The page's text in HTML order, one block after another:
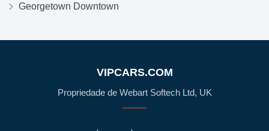
Georgetown Downtown
VIPCARS.COM
Propriedade de Webart Softech Ltd, UK